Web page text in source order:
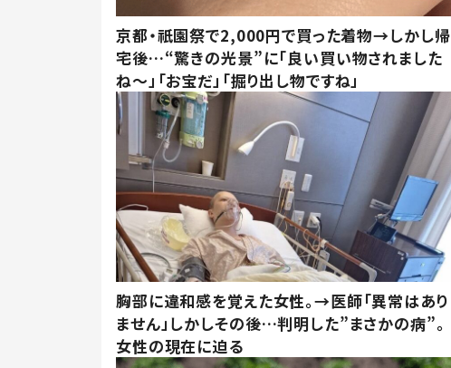
京都・祇園祭で2,000円で買った着物→しかし帰
宅後…“驚きの光景”に「良い買い物されました
ね～」「お宝だ」「掘り出し物ですね」
胸部に違和感を覚えた女性。→医師「異常はあり
ません」しかしその後…判明した”まさかの病”。
女性の現在に迫る